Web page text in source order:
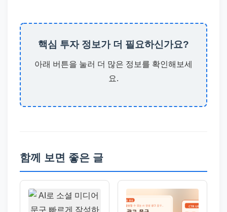
핵심 투자 정보가 더 필요하신가요?
아래 버튼을 눌러 더 많은 정보를 확인해보세
요.
함께 보면 좋은 글